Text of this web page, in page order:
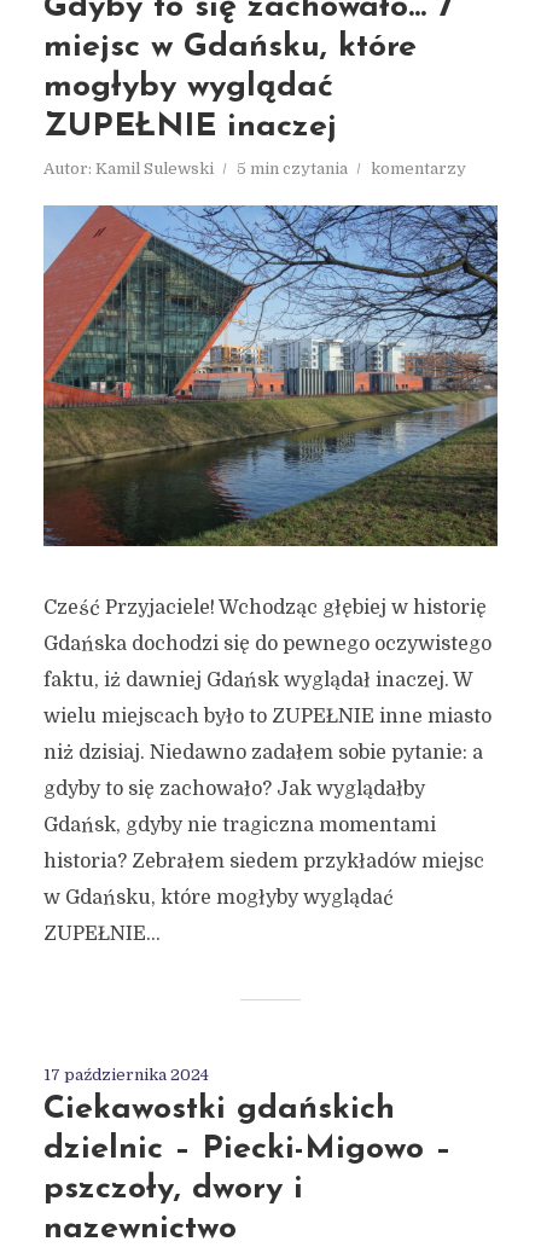
Gdyby to się zachowało… 7
miejsc w Gdańsku, które
mogłyby wyglądać
ZUPEŁNIE inaczej
Autor: Kamil Sulewski 5 min czytania komentarzy
Cześć Przyjaciele! Wchodząc głębiej w historię
Gdańska dochodzi się do pewnego oczywistego
faktu, iż dawniej Gdańsk wyglądał inaczej. W
wielu miejscach było to ZUPEŁNIE inne miasto
niż dzisiaj. Niedawno zadałem sobie pytanie: a
gdyby to się zachowało? Jak wyglądałby
Gdańsk, gdyby nie tragiczna momentami
historia? Zebrałem siedem przykładów miejsc
w Gdańsku, które mogłyby wyglądać
ZUPEŁNIE...
17 października 2024
Ciekawostki gdańskich
dzielnic – Piecki-Migowo –
pszczoły, dwory i
nazewnictwo